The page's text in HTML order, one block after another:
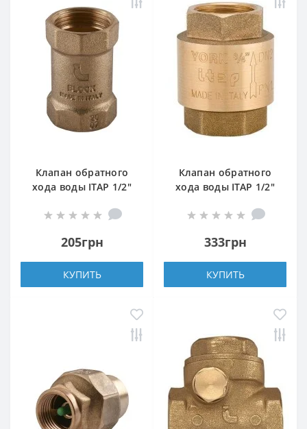
Клапан обратного
хода воды ITAP 1/2″
205грн
КУПИТЬ
Клапан обратного
хода воды ITAP 1/2″
333грн
КУПИТЬ